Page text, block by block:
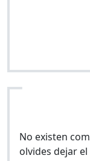
No existen
olvides dejar